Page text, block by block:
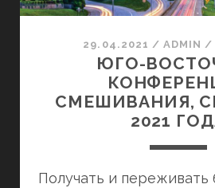
29.04.2021 / ADMIN
ЮГО-
СМЕШИВАНИЯ,
2021
Получать и